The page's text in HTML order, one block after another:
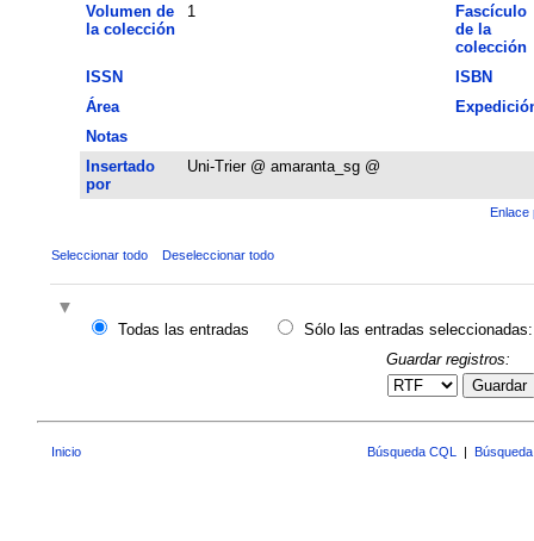
Volumen de
la colección
1
Fascículo
de la
colección
ISSN
ISBN
Área
Notas
Insertado
por
Uni-Trier @ amaranta_sg @
Enlace
Seleccionar todo Deseleccionar todo
Todas las entradas
Sólo las entradas seleccionadas:
Guardar registros:
Guardar
Inicio Búsqueda CQL